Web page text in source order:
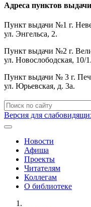
Адреса пунктов
Пункт выдачи №1 г.
ул. Энгельса, 2.
Пункт выдачи №2 г.
ул. Новослободская, 10/1.
Пункт выдачи № 3 г.
ул. Юрьевская, д. 3а.
Версия для
Новости
Афиша
Проекты
Читателям
Коллегам
О библиотеке